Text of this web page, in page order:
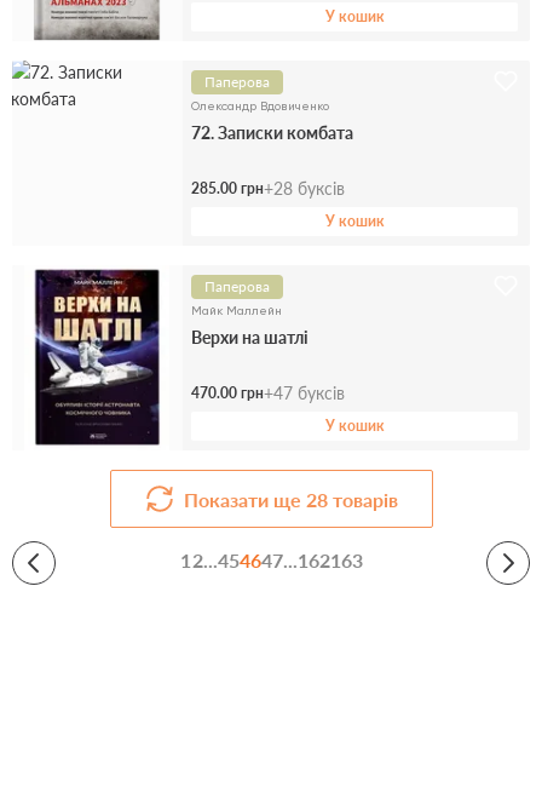
У кошик
Паперова
Олександр Вдовиченко
72. Записки комбата
285.00 грн+28 буксів
У кошик
Паперова
Майк Маллейн
Верхи на шатлі
470.00 грн+47 буксів
У кошик
Показати ще 28товарів
1 2...454647...162163